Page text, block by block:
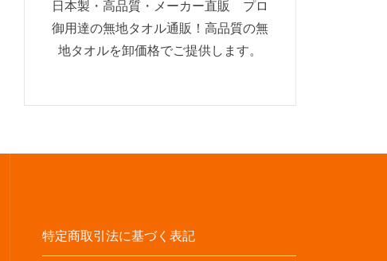
日本製・高品質・メーカー直販 プロ
御用達の無地タオル通販！高品質の無
地タオルを卸価格でご提供します。
特定商取引法に基づく表記